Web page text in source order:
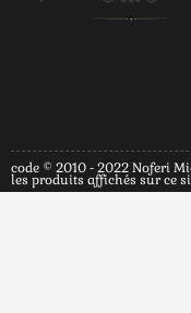
code © 2010 - 2022 Noferi
les produits affichés sur ce